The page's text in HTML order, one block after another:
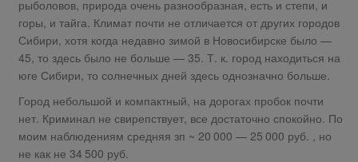
рыболовов, природа очень разнообразная, есть и степи, и
горы, и тайга. Климат почти не отличается от других городов
Сибири, хотя когда недавно зимой в Новосибирске было —
45, то здесь было не больше — 35. Т. к. город находиться на
юге Сибири, то солнечных дней здесь однозначно больше.
Город небольшой и компактный, на дорогах пробок почти
нет. Криминал не свирепствует, все достаточно спокойно. По
моим наблюдениям средняя зп ~ 20 000 — 25 000 руб. , но
не как не 34 500 руб.